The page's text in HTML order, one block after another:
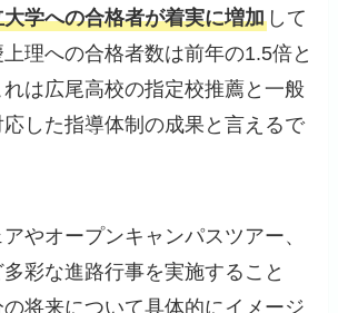
学への合格者が着実に増加 して
理への合格者数は前年の1.5倍と
は広尾高校の指定校推薦と一般
した指導体制の成果と言えるで
やオープンキャンパスツアー、
彩な進路行事を実施すること
将来について具体的にイメージ